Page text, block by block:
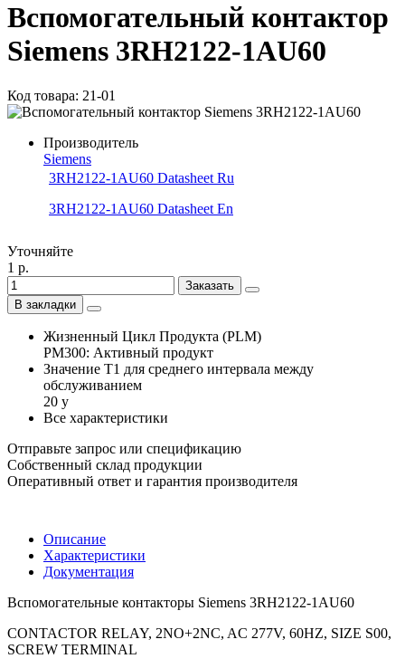
Вспомогательный контактор
Siemens 3RH2122-1AU60
Код товара: 21-01
Производитель
Siemens
3RH2122-1AU60 Datasheet Ru
3RH2122-1AU60 Datasheet En
Уточняйте
1 р.
Заказать
В закладки
Жизненный Цикл Продукта (PLM)
PM300: Активный продукт
Значение Т1 для среднего интервала между
обслуживанием
20 y
Все характеристики
Отправьте запрос или спецификацию
Собственный склад продукции
Оперативный ответ и гарантия производителя
Описание
Характеристики
Документация
Вспомогательные контакторы Siemens 3RH2122-1AU60
CONTACTOR RELAY, 2NO+2NC, AC 277V, 60HZ, SIZE S00,
SCREW TERMINAL